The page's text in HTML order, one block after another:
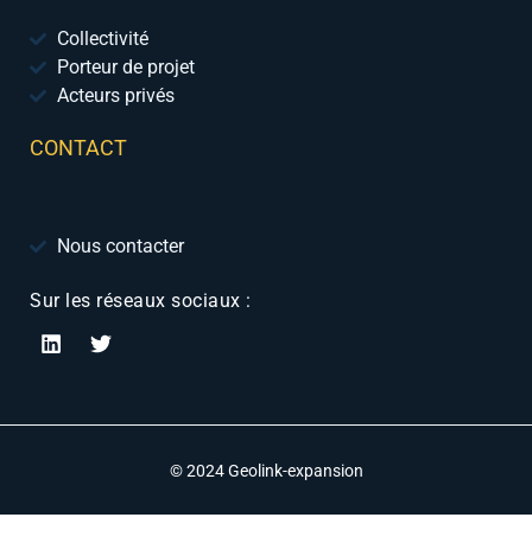
Collectivité
Porteur de projet
Acteurs privés
CONTACT
Nous contacter
Sur les réseaux sociaux :
© 2024 Geolink-expansion